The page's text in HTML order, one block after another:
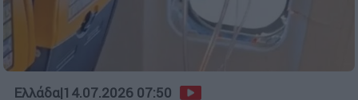
Ελλάδα|14.07.2026 07:50